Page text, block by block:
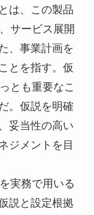
は、この製品
サービス展開
、事業計画を
とを指す。仮
とも重要なこ
。仮説を明確
妥当性の高い
ジメントを目
実務で用いる
説と設定根拠